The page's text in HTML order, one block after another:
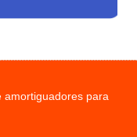
amortiguadores para